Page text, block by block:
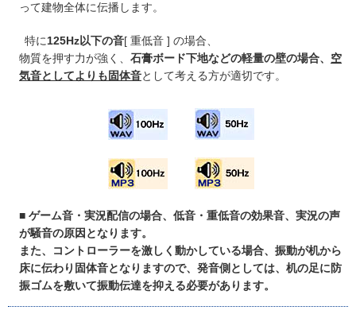
って建物全体に伝播します。
特に125Hz以下の音[ 重低音 ] の場合、
物質を押す力が強く、 石膏ボード下地などの軽量の壁の場合、 空
気音としてよりも固体音として考える方が適切です。
■ ゲーム音・実況配信の場合、低音・重低音の効果音、実況の声
が騒音の原因となります。
また、コントローラーを激しく動かしている場合、振動が机から
床に伝わり固体音となりますので、発音側としては、机の足に防
振ゴムを敷いて振動伝達を抑える必要があります。